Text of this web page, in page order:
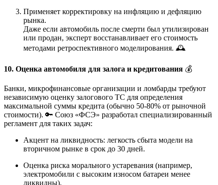
Применяет корректировку на инфляцию и дефляцию
рынка.
Даже если автомобиль после смерти был утилизирован
или продан, эксперт восстанавливает его стоимость
методами ретроспективного моделирования. 🕰️
10. Оценка автомобиля для залога и кредитования 💰
Банки, микрофинансовые организации и ломбарды требуют
независимую оценку залогового ТС для определения
максимальной суммы кредита (обычно 50-80% от рыночной
стоимости). 🔑 Союз «ФСЭ» разработал специализированный
регламент для таких задач:
Акцент на ликвидность: легкость сбыта модели на
вторичном рынке в срок до 30 дней.
Оценка риска морального устаревания (например,
электромобили с высоким износом батареи менее
ликвидны).